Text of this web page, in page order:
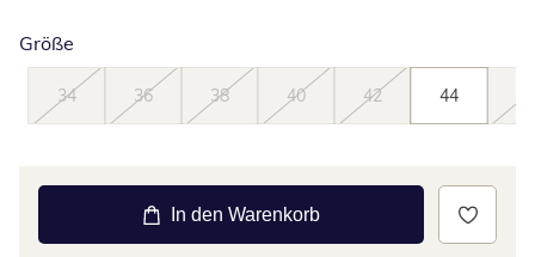
Größe
34 36 38 40 42 44
In den Warenkorb